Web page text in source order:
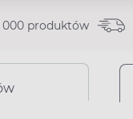
000 produktów